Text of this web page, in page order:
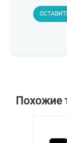
Похожие